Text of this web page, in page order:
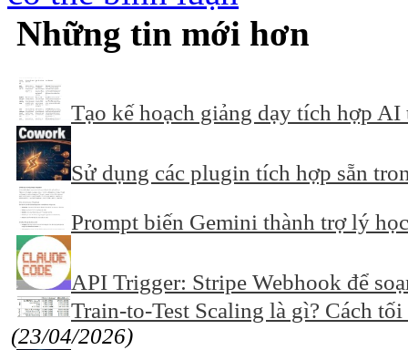
Những tin mới hơn
Tạo kế hoạch giảng dạy tích hợp
Sử dụng các plugin tích hợp sẵn
Prompt biến Gemini thành trợ lý
API Trigger: Stripe Webhook để
Train-to-Test Scaling là gì? Cách
(23/04/2026)